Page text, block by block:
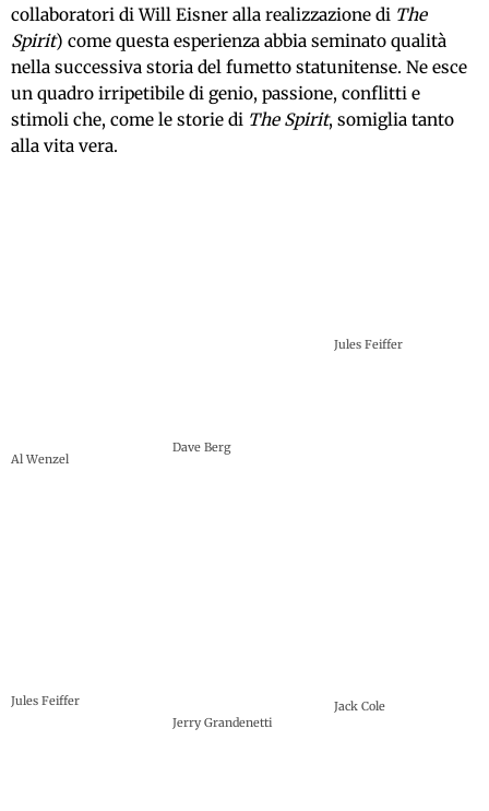
collaboratori di Will Eisner alla realizzazione di The
Spirit) come questa esperienza abbia seminato qualità
nella successiva storia del fumetto statunitense. Ne esce
un quadro irripetibile di genio, passione, conflitti e
stimoli che, come le storie di The Spirit, somiglia tanto
alla vita vera.
Al Wenzel
Dave Berg
Jules Feiffer
Jules Feiffer
Jerry Grandenetti
Jack Cole